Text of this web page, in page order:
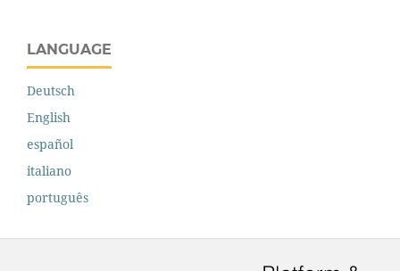
LANGUAGE
Deutsch
English
español
italiano
português